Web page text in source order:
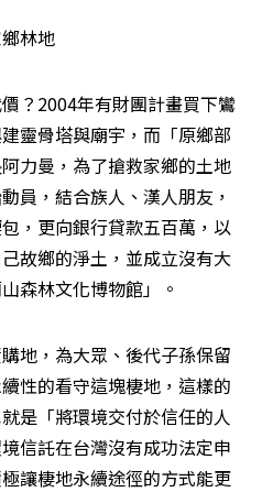
鄉林地
？2004年有財團計畫買下鸞
靈骨塔與廟宇，而「原鄉部
力曼，為了搶救家鄉的土地
員，結合族人、漢人朋友，
，更向銀行貸款五百萬，以
故鄉的淨土，並成立沒有大
森林文化博物館」。
地，為大眾、後代子孫保留
性的看守這塊棲地，這樣的
是「將環境交付於信任的人
信託在台灣沒有成功法定申
讓棲地永續途徑的方式能更